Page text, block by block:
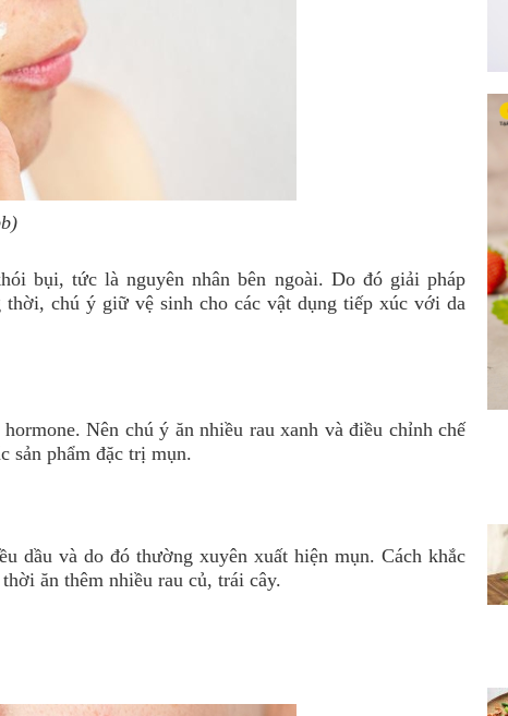
bụi, tức là nguyên nhân bên ngoài. Do đó giải pháp
chú ý giữ vệ sinh cho các vật dụng tiếp xúc với da
Nên chú ý ăn nhiều rau xanh và điều chỉnh chế
sản phẩm đặc trị mụn.
dầu và do đó thường xuyên xuất hiện mụn. Cách khắc
ăn thêm nhiều rau củ, trái cây.